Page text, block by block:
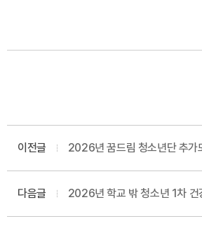
이전글 2026년 꿈드림 청소년단 추가
다음글
2026년 학교 밖 청소년 1차 건